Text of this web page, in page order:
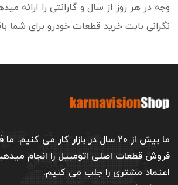
وجه در هر روز از سال و گارانتی را ارائه
نگرانی بابت خرید قطعات خودرو برای شما
ما بیش از 20 سال در بازار کار می کنیم.
فروش قطعات اصلی اتومبیل را انجام
اعتماد مشتری را جلب می کنیم.